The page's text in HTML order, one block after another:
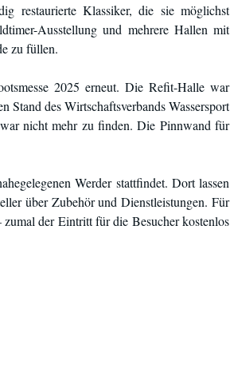
restaurierte Klassiker, die sie möglichst
Ausstellung und mehrere Hallen mit
zu füllen.
2025 erneut. Die Refit-Halle war
des Wirtschaftsverbands Wassersport
nicht mehr zu finden. Die Pinnwand für
Werder stattfindet. Dort lassen
über Zubehör und Dienstleistungen. Für
der Eintritt für die Besucher kostenlos